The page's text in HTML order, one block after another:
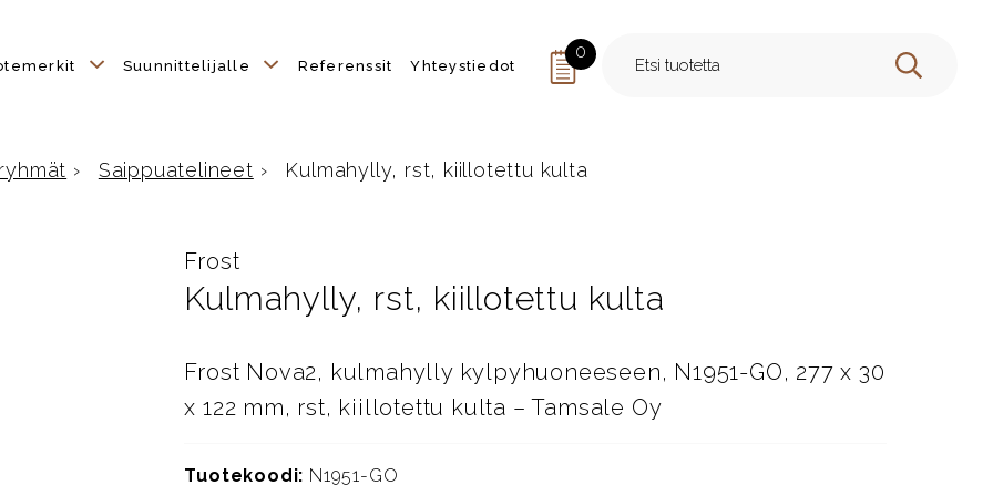
Suunnittelijalle Referenssit Yhteystiedot
0
HAE
› Saippuatelineet › Kulmahylly, rst, kiillotettu kulta
Frost
Kulmahylly, rst, kiillotettu kulta
Frost Nova2, kulmahylly kylpyhuoneeseen, N1951-GO, 277 x 30
x 122 mm, rst, kiillotettu kulta – Tamsale Oy
Tuotekoodi: N1951-GO